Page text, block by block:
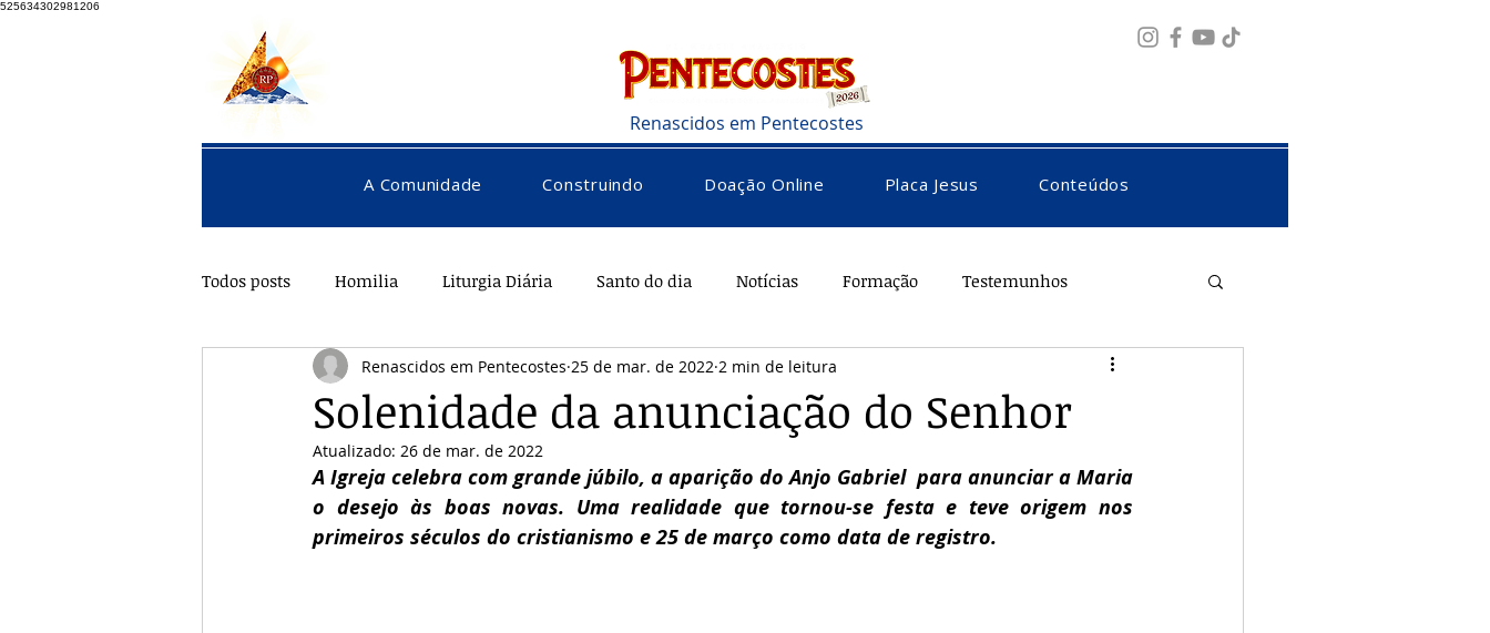
525634302981206
Renascidos em Pentecostes
A Comunidade Construindo Doação Online Placa Jesus Conteúdos
Todos posts Homilia Liturgia Diária Santo do dia Notícias Formação Testemunhos
Pentecostes Galeria Orações Saúde Diversos Vocacional
Solenidade da anunciação do Senhor
Renascidos em Pentecostes 25 de mar. de 2022 2 min de leitura
Atualizado: 26 de mar. de 2022
A Igreja celebra com grande júbilo, a aparição do Anjo Gabriel  para anunciar a Maria
o desejo às boas novas. Uma realidade que tornou-se festa e teve origem nos
primeiros séculos do cristianismo e 25 de março como data de registro.